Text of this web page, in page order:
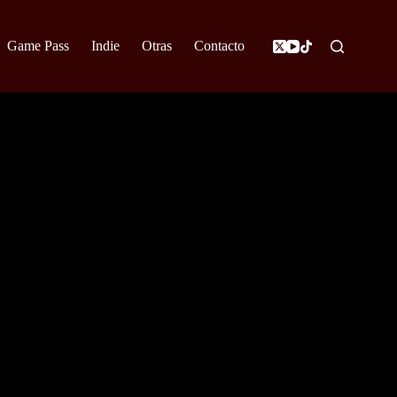
Game Pass Indie Otras Contacto